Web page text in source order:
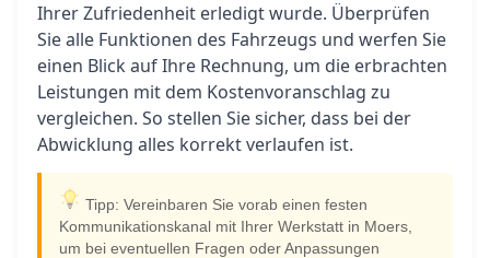
Ihrer Zufriedenheit erledigt wurde. Überprüfen
Sie alle Funktionen des Fahrzeugs und werfen Sie
einen Blick auf Ihre Rechnung, um die erbrachten
Leistungen mit dem Kostenvoranschlag zu
vergleichen. So stellen Sie sicher, dass bei der
Abwicklung alles korrekt verlaufen ist.
Tipp: Vereinbaren Sie vorab einen festen
Kommunikationskanal mit Ihrer Werkstatt in Moers,
um bei eventuellen Fragen oder Anpassungen